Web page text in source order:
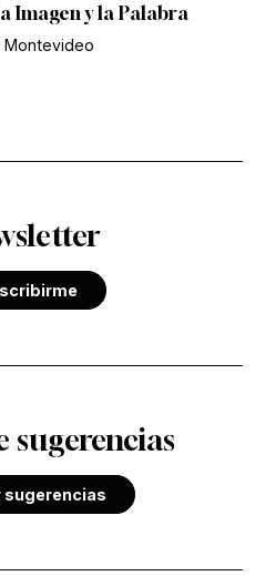
Imagen y la Palabra
Montevideo
sugerencias
sugerencias